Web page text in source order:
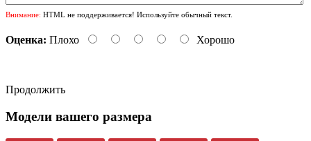
Внимание: HTML не поддерживается! Используйте обычный текст.
Оценка: Плохо Хорошо
Продолжить
Модели вашего размера